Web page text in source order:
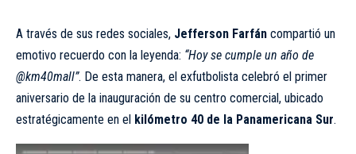
A través de sus redes sociales, Jefferson Farfán compartió un
emotivo recuerdo con la leyenda: “Hoy se cumple un año de
@km40mall”. De esta manera, el exfutbolista celebró el primer
aniversario de la inauguración de su centro comercial, ubicado
estratégicamente en el kilómetro 40 de la Panamericana Sur.